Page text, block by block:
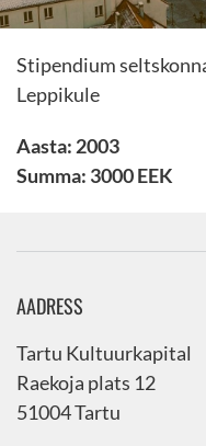
Stipendium
Leppikule
Aasta: 2003
Summa: 3000 EEK
AADRESS
Tartu Kultuurkapital
Raekoja plats 12
51004 Tartu